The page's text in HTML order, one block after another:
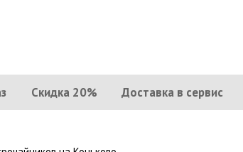
Скидка 20% Доставка в сервис